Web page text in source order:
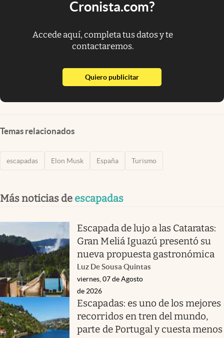
Cronista.com?
Accede aquí, completa tus datos y te
contactaremos.
Quiero publicitarabre en nueva pestaña
Temas relacionados
escapadas Elon Musk España Turismo
Más noticias de escapadas
Escapada de lujo a las Cataratas:
Gran Meliá Iguazú presentó su
nueva propuesta gastronómica
Luz De Sousa Quintas
viernes, 07 de Agosto
de 2026
Escapadas: es uno de los mejores
recorridos en tren del mundo,
parte de Portugal y cuesta menos